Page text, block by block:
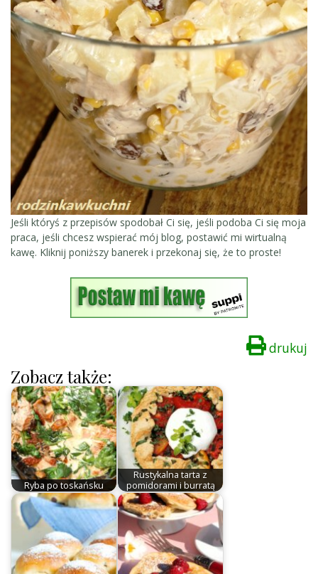
Jeśli któryś z przepisów spodobał Ci się, jeśli podoba Ci się moja
praca, jeśli chcesz wspierać mój blog, postawić mi wirtualną
kawę. Kliknij poniższy banerek i przekonaj się, że to proste!
drukuj
Zobacz także:
Ryba po toskańsku
Rustykalna tarta z
pomidorami i burratą